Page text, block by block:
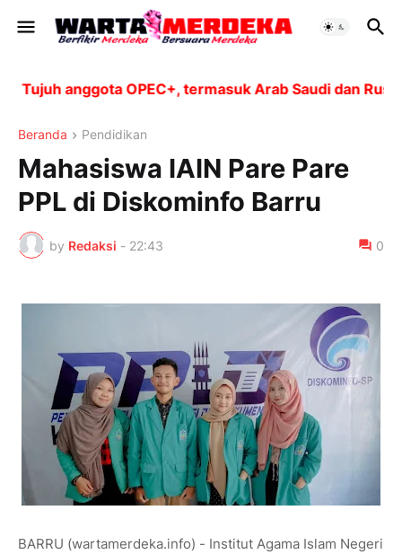
anggota OPEC+, termasuk Arab Saudi dan Rusia,
Beranda Pendidikan
Mahasiswa IAIN Pare Pare
PPL di Diskominfo Barru
by Redaksi - 22:43 0
BARRU (wartamerdeka.info) - Institut Agama Islam Negeri